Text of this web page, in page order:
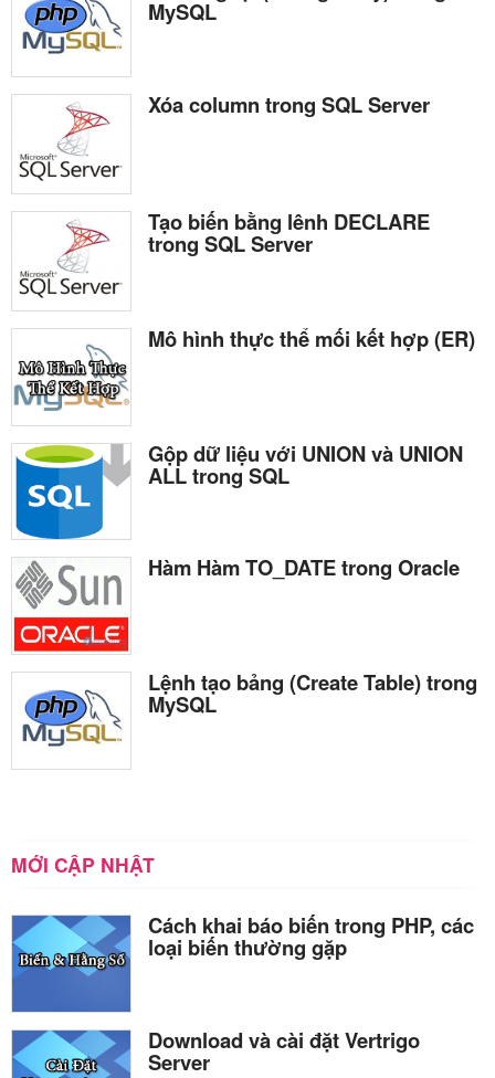
MySQL
Xóa column trong SQL Server
Tạo biến bằng lênh DECLARE
trong SQL Server
Mô hình thực thể mối kết hợp (ER)
Gộp dữ liệu với UNION và UNION
ALL trong SQL
Hàm Hàm TO_DATE trong Oracle
Lệnh tạo bảng (Create Table) trong
MySQL
MỚI CẬP NHẬT
Cách khai báo biến trong PHP, các
loại biến thường gặp
Download và cài đặt Vertrigo
Server